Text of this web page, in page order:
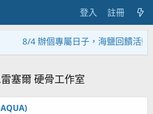
登入 註冊
8/4 辦個專屬日子，海鹽回饋活動
塞爾 硬骨工作室